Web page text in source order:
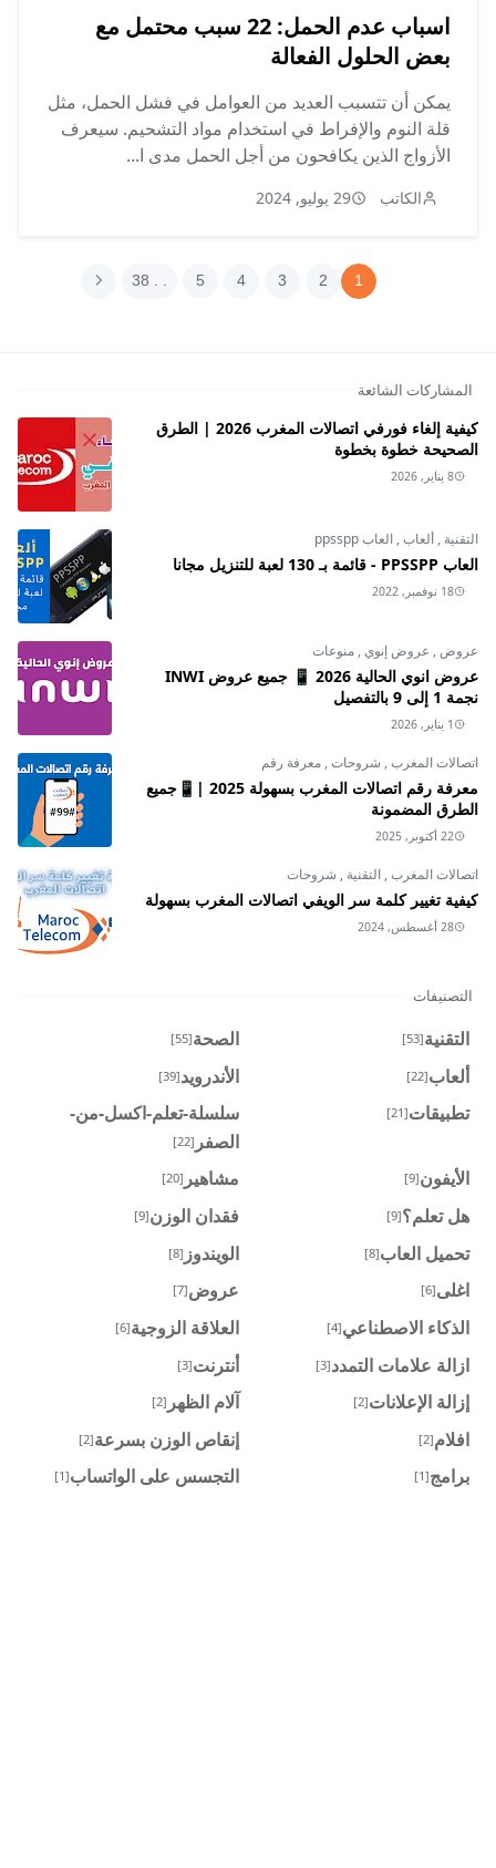
اسباب عدم الحمل: 22 سبب محتمل مع
بعض الحلول الفعالة
يمكن أن تتسبب العديد من العوامل في فشل الحمل، مثل
قلة النوم والإفراط في استخدام مواد التشحيم. سيعرف
الأزواج الذين يكافحون من أجل الحمل مدى ا...
الكاتب 29 يوليو, 2024
1
2
3
4
5
المشاركات الشائعة
كيفية إلغاء فورفي اتصالات المغرب 2026 | الطرق
الصحيحة خطوة بخطوة
8 يناير, 2026
التقنية , ألعاب, العاب ppsspp
العاب PPSSPP - قائمة بـ 130 لعبة للتنزيل مجانا
18 نوفمبر, 2022
عروض , عروض إنوي, منوعات
عروض انوي الحالية 2026 📱 جميع عروض INWI
نجمة 1 إلى 9 بالتفصيل
1 يناير, 2026
اتصالات المغرب, شروحات, معرفة رقم
معرفة رقم اتصالات المغرب بسهولة 2025 |📱جميع
الطرق المضمونة
22 أكتوبر, 2025
اتصالات المغرب, التقنية , شروحات
كيفية تغيير كلمة سر الويفي اتصالات المغرب بسهولة
28 أغسطس, 2024
التصنيفات
الصحة[55] التقنية[53]
الأندرويد[39] ألعاب[22]
سلسلة-تعلم-اكسل-من-
الصفر [22]
تطبيقات[21]
مشاهير [20] الأيفون[9]
فقدان الوزن[9] هل تعلم؟[9]
الويندوز [8] تحميل العاب[8]
عروض[7] اغلى[6]
العلاقة الزوجية[6] الذكاء الاصطناعي[4]
أنترنت[3] ازالة علامات التمدد[3]
آلام الظهر [2] إزالة الإعلانات[2]
إنقاص الوزن بسرعة[2] افلام[2]
التجسس على الواتساب[1] برامج[1]